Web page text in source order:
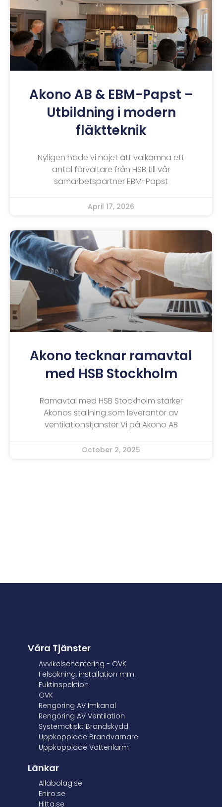
Akono AB & EBM-Papst –
Utbildning i modern
fläktteknik
Nyligen hade vi nöjet att välkomna ett
antal förvaltare från HSB till vår
samarbetspartner EBM-Papst
April 17, 2026
Akono tecknar ramavtal
med HSB Stockholm
Ramavtal med HSB Stockholm stärker
Akonos ställning som leverantör av
ventilationstjänster Vi på Akono AB
October 2, 2025
Våra Tjänster
Avvikelsehantering - OVK
Felsökning, installation mm.
Fuktinspektion
OVK
Rengöring AV Imkanal
Rengöring AV Ventilation
Systematiskt Brandskydd
Uppkopplade Brandvarnare
Uppkopplade Vattenlarm
Länkar
Allabolag.se
Eniro.se
Hitta.se